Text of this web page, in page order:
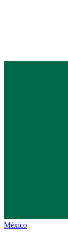
México